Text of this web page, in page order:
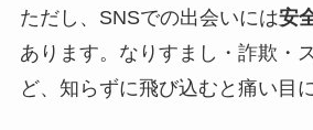
ただし、SNSでの出会いには安
あります。なりすまし・詐欺・
ど、知らずに飛び込むと痛い目